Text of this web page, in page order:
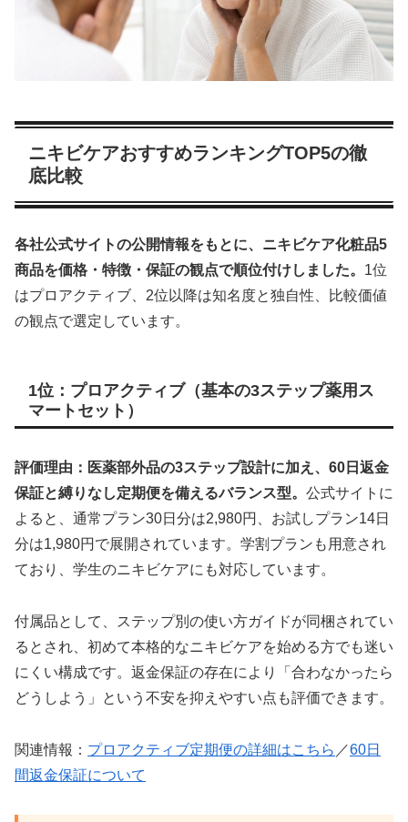
ニキビケアおすすめランキングTOP5の徹
底比較
各社公式サイトの公開情報をもとに、ニキビケア化粧品5
商品を価格・特徴・保証の観点で順位付けしました。 1位
はプロアクティブ、2位以降は知名度と独自性、比較価値
の観点で選定しています。
1位：プロアクティブ（基本の3ステップ薬用ス
マートセット）
評価理由：医薬部外品の3ステップ設計に加え、60日返金
保証と縛りなし定期便を備えるバランス型。 公式サイトに
よると、通常プラン30日分は2,980円、お試しプラン14日
分は1,980円で展開されています。学割プランも用意され
ており、学生のニキビケアにも対応しています。
付属品として、ステップ別の使い方ガイドが同梱されてい
るとされ、初めて本格的なニキビケアを始める方でも迷い
にくい構成です。返金保証の存在により「合わなかったら
どうしよう」という不安を抑えやすい点も評価できます。
関連情報： プロアクティブ定期便の詳細はこちら ／60日
間返金保証について